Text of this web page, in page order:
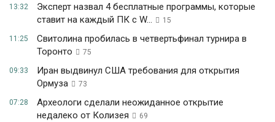
13:32
Эксперт назвал 4 бесплатные программы, которые
ставит на каждый ПК с W...
15
11:25
Свитолина пробилась в четвертьфинал турнира в
Торонто
75
09:33
Иран выдвинул США требования для открытия
Ормуза
73
07:28
Археологи сделали неожиданное открытие
недалеко от Колизея
69